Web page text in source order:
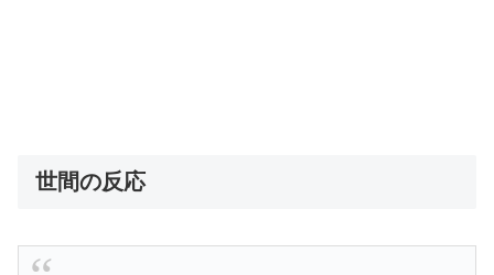
世間の反応